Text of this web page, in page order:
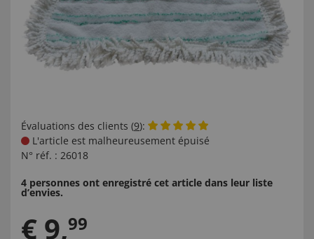
Évaluations des clients (9):
L'article est malheureusement épuisé
N° réf. : 26018
4 personnes ont enregistré cet article dans leur liste
d’envies.
€ 9,99